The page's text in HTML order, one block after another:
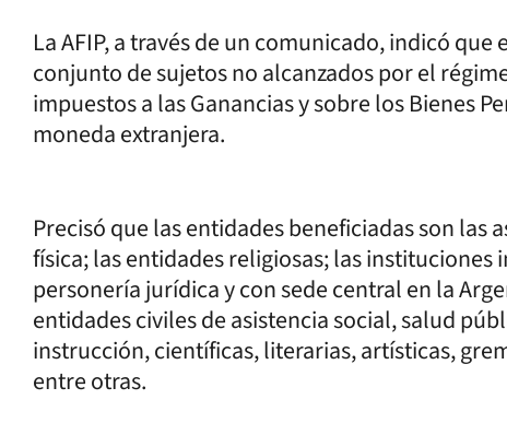
La AFIP, a través de un comunicado, indicó
conjunto de sujetos no alcanzados por el
impuestos a las Ganancias y sobre los Bienes
moneda extranjera.
Precisó que las entidades beneficiadas son las
física; las entidades religiosas; las
personería jurídica y con sede central en la
entidades civiles de asistencia social, salud
instrucción, científicas, literarias, artísticas,
entre otras.